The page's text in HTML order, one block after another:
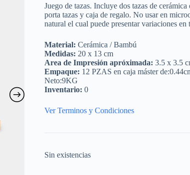
Juego de tazas. Incluye dos tazas de
porta tazas y caja de regalo. No usar en
natural el cual puede presentar variaciones en
Material: Cerámica / Bambú
Medidas: 20 x 13 cm
Area de Impresión apróximada: 3.5 x 3.5
Empaque: 12 PZAS en caja máster
Neto:9KG
Inventario: 0
Ver Terminos y Condiciones
Sin existencias